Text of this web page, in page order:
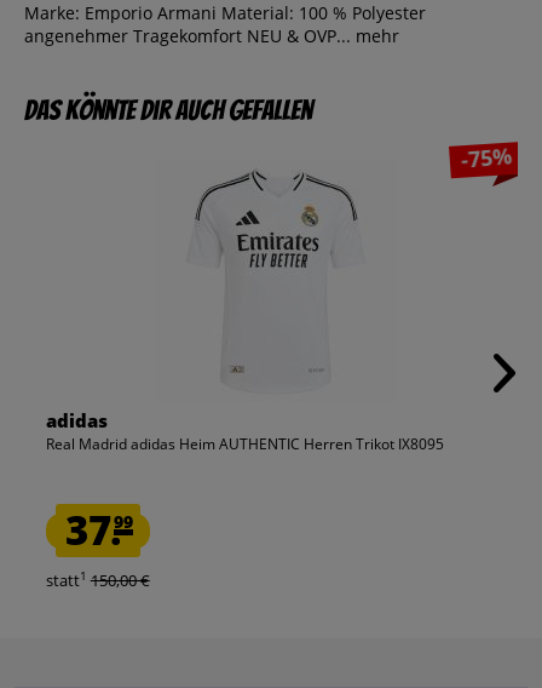
Marke: Emporio Armani Material: 100 % Polyester
angenehmer Tragekomfort NEU & OVP... mehr
Das könnte dir auch gefallen
-75%
adidas
Real Madrid adidas Heim AUTHENTIC Herren Trikot IX8095
37.99
statt1 150,00 €